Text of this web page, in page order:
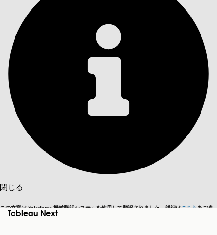
閉じる
この文章は Salesforce 機械翻訳システムを使用して翻訳されました。詳細はこちら をご参
照ください。
英語に切り替える
Tableau Next
目次